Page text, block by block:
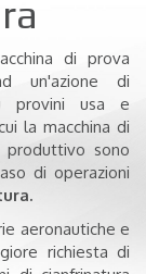
di prova
un'azione di
provini usa e
la macchina di
sono
di operazioni
aeronautiche e
richiesta di